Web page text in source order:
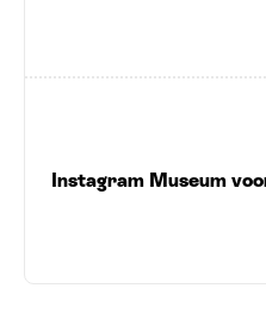
Instagram Museum